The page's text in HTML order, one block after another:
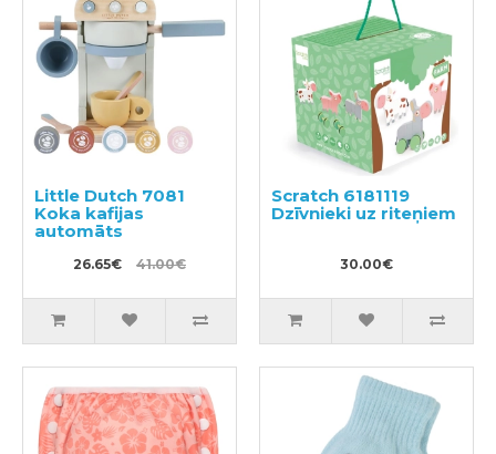
Little Dutch 7081
Koka kafijas
automāts
26.65€ 41.00€
Scratch 6181119
Dzīvnieki uz riteņiem
30.00€